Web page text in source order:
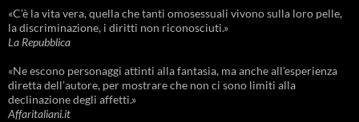
«C’è la vita vera, quella che tanti omosessuali vivono sulla loro pelle,
la discriminazione, i diritti non riconosciuti.»
La Repubblica
«Ne escono personaggi attinti alla fantasia, ma anche all’esperienza
diretta dell’autore, per mostrare che non ci sono limiti alla
declinazione degli affetti.»
Affaritaliani.it